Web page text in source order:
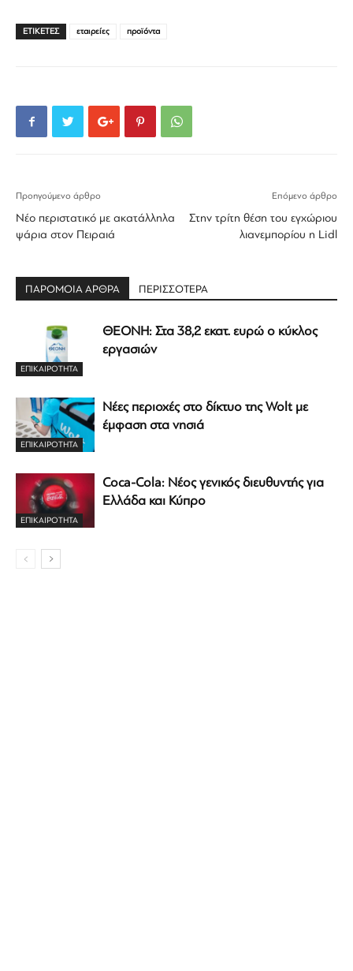
ΕΤΙΚΕΤΕΣ εταιρείες προϊόντα
Προηγούμενο άρθρο
Νέο περιστατικό με ακατάλληλα
ψάρια στον Πειραιά
Επόμενο άρθρο
Στην τρίτη θέση του εγχώριου
λιανεμπορίου η Lidl
ΠΑΡΟΜΟΙΑ ΑΡΘΡΑ ΠΕΡΙΣΣΟΤΕΡΑ
ΕΠΙΚΑΙΡΟΤΗΤΑ
ΘΕΟΝΗ: Στα 38,2 εκατ. ευρώ ο κύκλος
εργασιών
ΕΠΙΚΑΙΡΟΤΗΤΑ
Νέες περιοχές στο δίκτυο της Wolt με
έμφαση στα νησιά
ΕΠΙΚΑΙΡΟΤΗΤΑ
Coca-Cola: Νέος γενικός διευθυντής για
Ελλάδα και Κύπρο